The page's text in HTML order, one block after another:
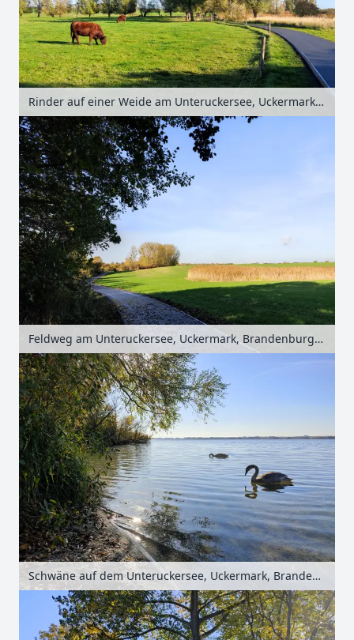
Rinder auf einer Weide am Unteruckersee, Uckermark, Brandenburg, Deutschland
Feldweg am Unteruckersee, Uckermark, Brandenburg, Deutschland
Schwäne auf dem Unteruckersee, Uckermark, Brandenburg, Deutschland